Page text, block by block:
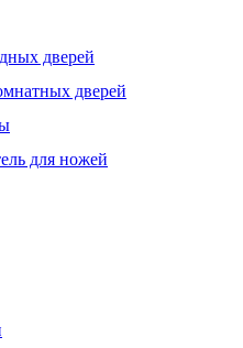
дверей
дверей
для ножей